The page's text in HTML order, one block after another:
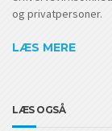
og privatpersoner.
LÆS MERE
LÆS OGSÅ